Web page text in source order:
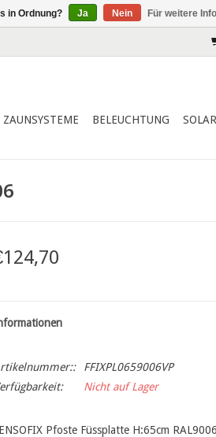
ZAUNSYSTEME BELEUCHTUNG SOLAR
FFIXPL0659006VP
Nicht auf Lager
Pfoste Füssplatte H:65cm RAL9006
in Ordnung? Ja Nein Für weitere